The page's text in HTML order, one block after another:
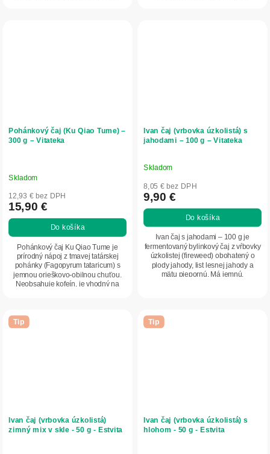
Pohánkový čaj (Ku Qiao Tume) –
300 g – Vitateka
Skladom
12,93 € bez DPH
15,90 €
Do košíka
Pohánkový čaj Ku Qiao Tume je
prírodný nápoj z tmavej tatárskej
pohánky (Fagopyrum tataricum) s
jemnou orieškovo-obilnou chuťou.
Neobsahuje kofeín, je vhodný na
Ivan čaj (vrbovka úzkolistá) s
jahodami – 100 g – Vitateka
Priemerné
hodnotenie
produktu
je
5,0
5
hviezdičiek.
Skladom
8,05 € bez DPH
9,90 €
Do košíka
Ivan čaj s jahodami – 100 g je
fermentovaný bylinkový čaj z vŕbovky
úzkolistej (fireweed) obohatený o
plody jahody, list lesnej jahody a
mätu piepornú. Má jemnú,
Tip
Ivan čaj (vrbovka úzkolistá)
zimný mix v skle - 50 g - Estvita
Tip
Ivan čaj (vrbovka úzkolistá) s
hlohom - 50 g - Estvita